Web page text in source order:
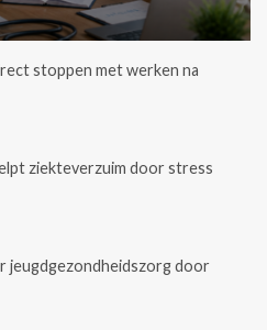
stoppen met werken na
ziekteverzuim door stress
jeugdgezondheidszorg door